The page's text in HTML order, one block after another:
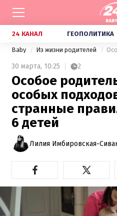
24 КАНАЛ ГЕОПОЛИТИКА
Baby Из жизни родителей
30 марта, 10:25 2
Особое
особых
странные
6 детей
Лилия Имбировская-